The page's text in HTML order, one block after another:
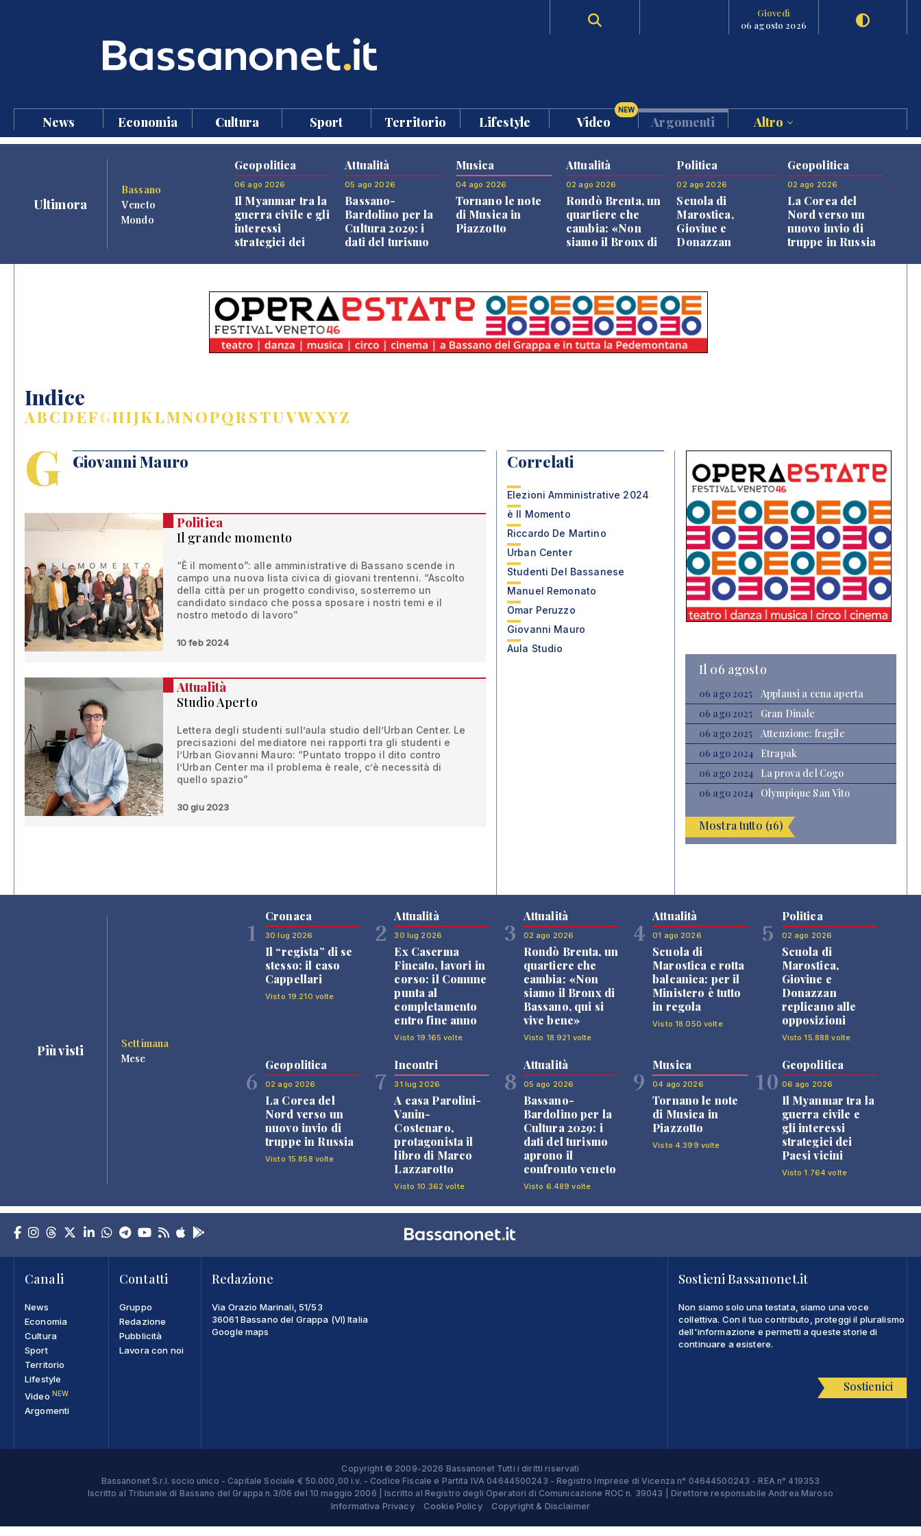
Giovedì
06 agosto 2026
News Economia Cultura Sport Territorio Lifestyle Video
NEW
Argomenti Altro
Ultimora
Bassano
Veneto
Mondo
Geopolitica
06 ago 2026
Il Myanmar tra la
guerra civile e gli
interessi
strategici dei
Attualità
05 ago 2026
Bassano-
Bardolino per la
Cultura 2029: i
dati del turismo
Musica
04 ago 2026
Tornano le note
di Musica in
Piazzotto
Attualità
02 ago 2026
Rondò Brenta, un
quartiere che
cambia: «Non
siamo il Bronx di
Politica
02 ago 2026
Scuola di
Marostica,
Giovine e
Donazzan
Geopolitica
02 ago 2026
La Corea del
Nord verso un
nuovo invio di
truppe in Russia
Indice
ABCDEFGHIJKLMNOPQRSTUVWXYZ
G Giovanni Mauro
Politica
Il grande momento
“È il momento”: alle amministrative di Bassano scende in
campo una nuova lista civica di giovani trentenni. “Ascolto
della città per un progetto condiviso, sosterremo un
candidato sindaco che possa sposare i nostri temi e il
nostro metodo di lavoro”
10 feb 2024
Attualità
Studio Aperto
Lettera degli studenti sull’aula studio dell’Urban Center. Le
precisazioni del mediatore nei rapporti tra gli studenti e
l’Urban Giovanni Mauro: “Puntato troppo il dito contro
l’Urban Center ma il problema è reale, c’è necessità di
quello spazio”
30 giu 2023
Correlati
Elezioni Amministrative 2024
è Il Momento
Riccardo De Martino
Urban Center
Studenti Del Bassanese
Manuel Remonato
Omar Peruzzo
Giovanni Mauro
Aula Studio
Il 06 agosto
06 ago 2025
Applausi a cena aperta
06 ago 2025
Gran Dinale
06 ago 2025
Attenzione: fragile
06 ago 2024
Etrapak
06 ago 2024
La prova del Cogo
06 ago 2024
Olympique San Vito
Mostra tutto (16)
Più visti
Settimana
Mese
1
Cronaca
30 lug 2026
Il “regista” di se
stesso: il caso
Cappellari
Visto 19.210 volte
2
Attualità
30 lug 2026
Ex Caserma
Fincato, lavori in
corso: il Comune
punta al
completamento
entro fine anno
Visto 19.165 volte
3
Attualità
02 ago 2026
Rondò Brenta, un
quartiere che
cambia: «Non
siamo il Bronx di
Bassano, qui si
vive bene»
Visto 18.921 volte
4
Attualità
01 ago 2026
Scuola di
Marostica e rotta
balcanica: per il
Ministero è tutto
in regola
Visto 18.050 volte
5
Politica
02 ago 2026
Scuola di
Marostica,
Giovine e
Donazzan
replicano alle
opposizioni
Visto 15.888 volte
6
Geopolitica
02 ago 2026
La Corea del
Nord verso un
nuovo invio di
truppe in Russia
Visto 15.858 volte
7
Incontri
31 lug 2026
A casa Parolini-
Vanin-
Costenaro,
protagonista il
libro di Marco
Lazzarotto
Visto 10.362 volte
8
Attualità
05 ago 2026
Bassano-
Bardolino per la
Cultura 2029: i
dati del turismo
aprono il
confronto veneto
Visto 6.489 volte
9
Musica
04 ago 2026
Tornano le note
di Musica in
Piazzotto
Visto 4.399 volte
10
Geopolitica
06 ago 2026
Il Myanmar tra la
guerra civile e
gli interessi
strategici dei
Paesi vicini
Visto 1.764 volte
Canali
News
Economia
Cultura
Sport
Territorio
Lifestyle
Video NEW
Argomenti
Contatti
Gruppo
Redazione
Pubblicità
Lavora con noi
Redazione
Via Orazio Marinali, 51/53
36061 Bassano del Grappa (VI) Italia
Google maps
Sostieni Bassanonet.it
Non siamo solo una testata, siamo una voce
collettiva. Con il tuo contributo, proteggi il pluralismo
dell'informazione e permetti a queste storie di
continuare a esistere.
Sostienici
Copyright © 2009-2026 Bassanonet Tutti i diritti riservati
Bassanonet S.r.l. socio unico - Capitale Sociale € 50.000,00 i.v. - Codice Fiscale e Partita IVA 04644500243 - Registro Imprese di Vicenza n° 04644500243 - REA n° 419353
Iscritto al Tribunale di Bassano del Grappa n.3/06 del 10 maggio 2006 | Iscritto al Registro degli Operatori di Comunicazione ROC n. 39043 | Direttore responsabile Andrea Maroso
Informativa Privacy Cookie Policy Copyright & Disclaimer